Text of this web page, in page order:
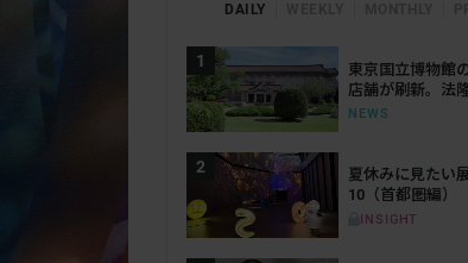
DAILY
東京国立博物館
店舗が刷新。法
は「鮨会席 おく
NEWS
夏休みに見たい
10（首都圏編）
INSIGHT